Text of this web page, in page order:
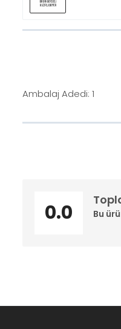
Ambalaj Adedi: 1
Bu
0.0